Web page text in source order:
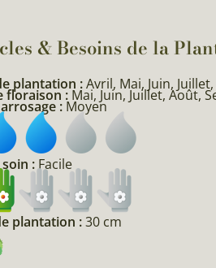
& Besoins de la
plantation :Avril, Mai, Juin,
floraison : Mai, Juin, Juillet, Août,
: Moyen
:Facile
plantation :30 cm